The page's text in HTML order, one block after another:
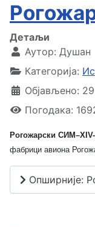
Детаљи
Аутор: Душан
Категорија:
Објављено:
Погодака:
Рогожарски
фабрици авиона
Опширније: